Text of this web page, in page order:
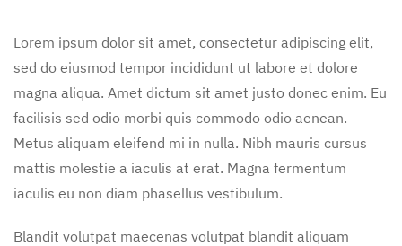
Lorem ipsum dolor sit amet, consectetur adipiscing elit,
sed do eiusmod tempor incididunt ut labore et dolore
magna aliqua. Amet dictum sit amet justo donec enim. Eu
facilisis sed odio morbi quis commodo odio aenean.
Metus aliquam eleifend mi in nulla. Nibh mauris cursus
mattis molestie a iaculis at erat. Magna fermentum
iaculis eu non diam phasellus vestibulum.
Blandit volutpat maecenas volutpat blandit aliquam